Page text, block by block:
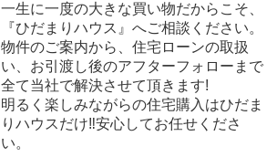
一生に一度の大きな買い物だからこそ、
『ひだまりハウス』へご相談ください。
物件のご案内から、住宅ローンの取扱
い、お引渡し後のアフターフォローまで
全て当社で解決させて頂きます!
明るく楽しみながらの住宅購入はひだま
りハウスだけ‼安心してお任せくださ
い。